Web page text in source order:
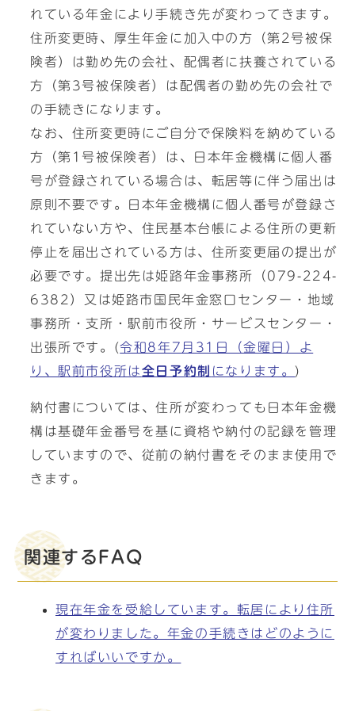
れている年金により手続き先が変わってきます。
住所変更時、厚生年金に加入中の方（第2号被保
険者）は勤め先の会社、配偶者に扶養されている
方（第3号被保険者）は配偶者の勤め先の会社で
の手続きになります。
なお、住所変更時にご自分で保険料を納めている
方（第1号被保険者）は、日本年金機構に個人番
号が登録されている場合は、転居等に伴う届出は
原則不要です。日本年金機構に個人番号が登録さ
れていない方や、住民基本台帳による住所の更新
停止を届出されている方は、住所変更届の提出が
必要です。提出先は姫路年金事務所（079-224-
6382）又は姫路市国民年金窓口センター・地域
事務所・支所・駅前市役所・サービスセンター・
出張所です。(令和8年7月31日（金曜日）よ
り、駅前市役所は全日予約制 になります。 )
納付書については、住所が変わっても日本年金機
構は基礎年金番号を基に資格や納付の記録を管理
していますので、従前の納付書をそのまま使用で
きます。
関連するFAQ
現在年金を受給しています。転居により住所
が変わりました。年金の手続きはどのように
すればいいですか。